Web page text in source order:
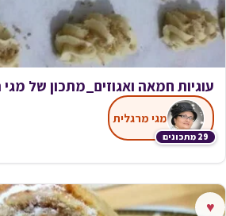
עוגיות חמאה ואגוזים_מתכון של מגי
29 מתכונים
מגי מרגלית
♥